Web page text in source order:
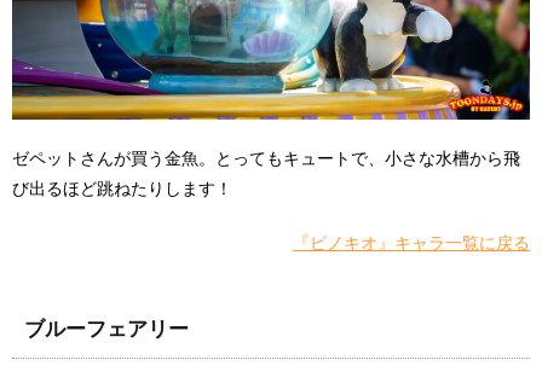
ゼペットさんが買う金魚。とってもキュートで、小さな水槽から飛
び出るほど跳ねたりします！
『ピノキオ』キャラ一覧に戻る
ブルーフェアリー